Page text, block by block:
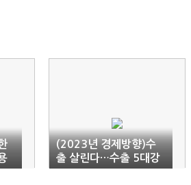
(2023년 경제방향)수
출 살린다…수출 5대강
국 지원·무역금융 360